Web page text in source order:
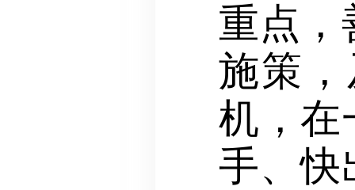
重点，
施策
机，在
手、快